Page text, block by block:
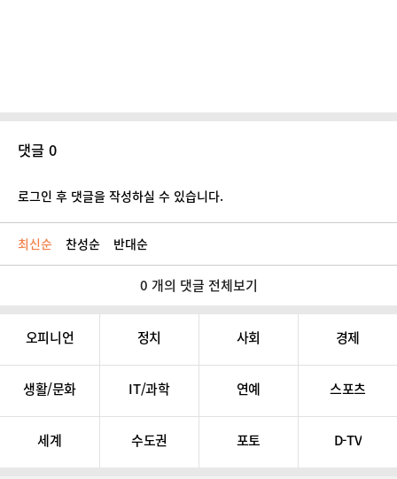
댓글 0
로그인 후 댓글을 작성하실 수 있습니다.
최신순 찬성순 반대순
0 개의 댓글 전체보기
오피니언 정치 사회 경제
생활/문화 IT/과학 연예 스포츠
세계 수도권 포토 D-TV